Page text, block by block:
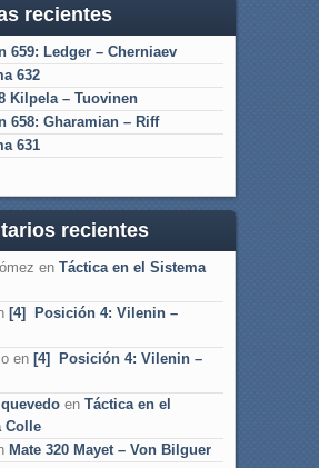
recientes
659: Ledger – Cherniaev
632
Kilpela – Tuovinen
658: Gharamian – Riff
631
recientes
en Táctica en el Sistema
[4] Posición 4: Vilenin –
en [4] Posición 4: Vilenin –
en Táctica en el
Colle
Mate 320 Mayet – Von Bilguer